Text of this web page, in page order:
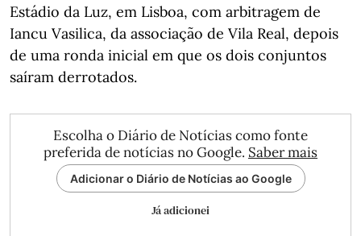
Estádio da Luz, em Lisboa, com arbitragem de
Iancu Vasilica, da associação de Vila Real, depois
de uma ronda inicial em que os dois conjuntos
saíram derrotados.
Escolha o Diário de Notícias como fonte
preferida de notícias no Google. Saber mais
Adicionar o Diário de Notícias ao Google
Já adicionei